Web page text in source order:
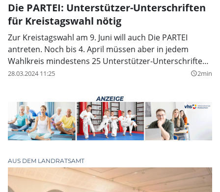
Die PARTEI: Unterstützer-Unterschriften
für Kreistagswahl nötig
Zur Kreistagswahl am 9. Juni will auch Die PARTEI
antreten. Noch bis 4. April müssen aber in jedem
Wahlkreis mindestens 25 Unterstützer-Unterschriften
eingereicht werden.
28.03.2024 11:25 query_builder2min
AUS DEM LANDRATSAMT